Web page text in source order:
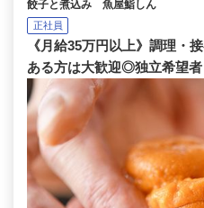
餃子と煮込み 魚屋鮨しん
正社員
《月給35万円以上》調理・
ある方は大歓迎◎独立希望者